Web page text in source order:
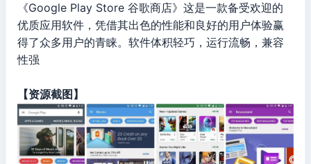
《Google Play Store 谷歌商店》这是一款备受欢迎的
优质应用软件，凭借其出色的性能和良好的用户体验赢
得了众多用户的青睐。软件体积轻巧，运行流畅，兼容
性强
【资源截图】